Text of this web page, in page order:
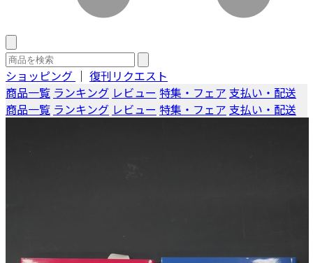
ショッピング ｜ 復刊リクエスト
商品一覧 ランキング レビュー 特集・フェア 支払い・配送
商品一覧 ランキング レビュー 特集・フェア 支払い・配送